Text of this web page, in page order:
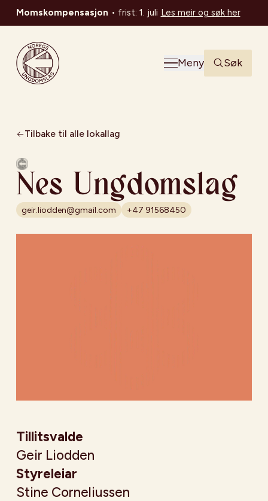
Momskompensasjon • frist: 1. juli Les meir og søk her
Noregs Ungdomslag
Meny
Søk
Tilbake til alle lokallag
Nes Ungdomslag
geir.liodden@gmail.com +47 91568450
Tillitsvalde
Geir Liodden
Styreleiar
Stine Corneliussen